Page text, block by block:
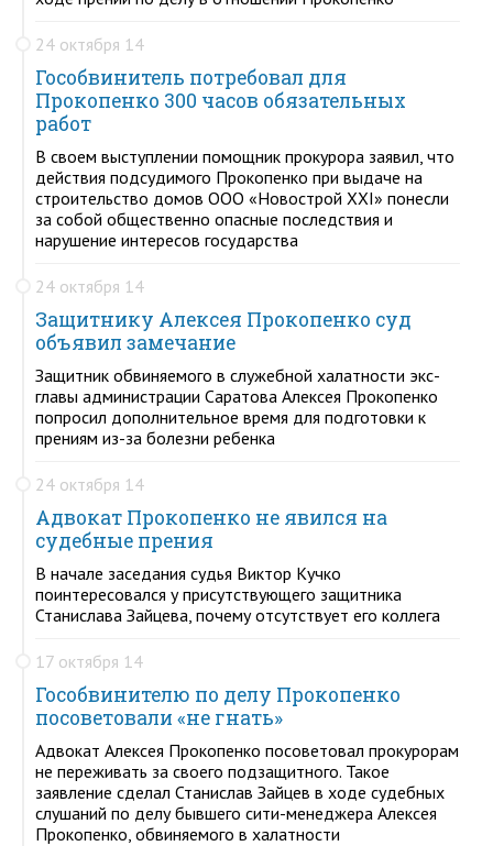
24 октября 14
Гособвинитель потребовал для
Прокопенко 300 часов обязательных
работ
В своем выступлении помощник прокурора заявил, что
действия подсудимого Прокопенко при выдаче на
строительство домов ООО «Новострой XXI» понесли
за собой общественно опасные последствия и
нарушение интересов государства
24 октября 14
Защитнику Алексея Прокопенко суд
объявил замечание
Защитник обвиняемого в служебной халатности экс-
главы администрации Саратова Алексея Прокопенко
попросил дополнительное время для подготовки к
прениям из-за болезни ребенка
24 октября 14
Адвокат Прокопенко не явился на
судебные прения
В начале заседания судья Виктор Кучко
поинтересовался у присутствующего защитника
Станислава Зайцева, почему отсутствует его коллега
17 октября 14
Гособвинителю по делу Прокопенко
посоветовали «не гнать»
Адвокат Алексея Прокопенко посоветовал прокурорам
не переживать за своего подзащитного. Такое
заявление сделал Станислав Зайцев в ходе судебных
слушаний по делу бывшего сити-менеджера Алексея
Прокопенко, обвиняемого в халатности